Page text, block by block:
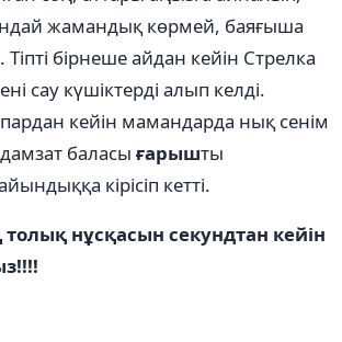
жамандық көрмей, баяғыша
Тіпті бірнеше айдан кейін Стрелка
сау күшіктерді алып келді.
кейін мамандарда нық сенім
баласы ғарышты
кірісіп кетті.
нұсқасын секундтан кейін